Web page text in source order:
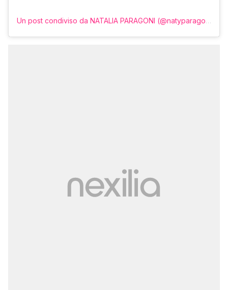
Un post condiviso da NATALIA PARAGONI (@natyparagoni)